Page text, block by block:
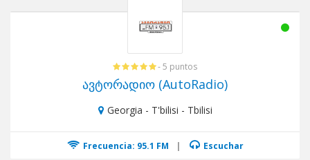
- 5 puntos
ავტორადიო (AutoRadio)
Georgia - T'bilisi - Tbilisi
Frecuencia: 95.1 FM | Escuchar